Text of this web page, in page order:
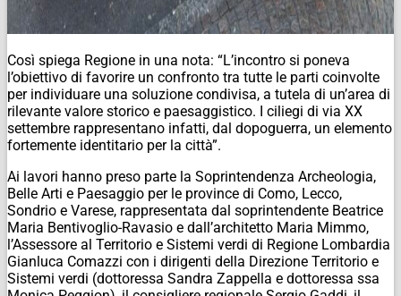
Così spiega Regione in una nota: “L’incontro si poneva
l’obiettivo di favorire un confronto tra tutte le parti coinvolte
per individuare una soluzione condivisa, a tutela di un’area di
rilevante valore storico e paesaggistico. I ciliegi di via XX
settembre rappresentano infatti, dal dopoguerra, un elemento
fortemente identitario per la città”.
Ai lavori hanno preso parte la Soprintendenza Archeologia,
Belle Arti e Paesaggio per le province di Como, Lecco,
Sondrio e Varese, rappresentata dal soprintendente Beatrice
Maria Bentivoglio-Ravasio e dall’architetto Maria Mimmo,
l’Assessore al Territorio e Sistemi verdi di Regione Lombardia
Gianluca Comazzi con i dirigenti della Direzione Territorio e
Sistemi verdi (dottoressa Sandra Zappella e dottoressa ssa